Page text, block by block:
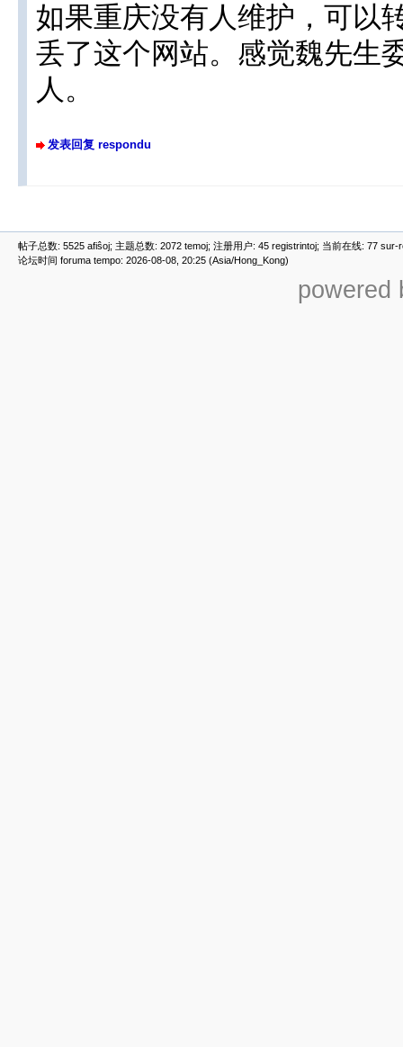
如果重庆没有人维护，可以
丢了这个网站。感觉魏先生
人。
发表回复 respondu
帖子总数: 5525 afiŝoj; 主题总数: 2072 temoj; 注册用户: 45 registrintoj; 当前在线: 77
论坛时间 foruma tempo: 2026-08-08, 20:25 (Asia/Hong_Kong)
powered